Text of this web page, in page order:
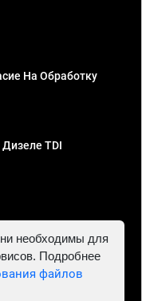
На Обработку
TDI
781302555843,
необходимы для
Подробнее
файлов